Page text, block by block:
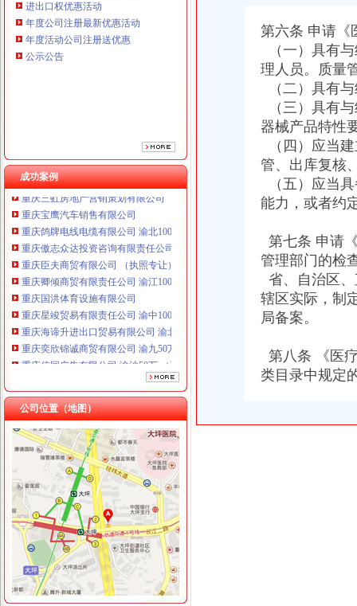
本站导航
进出口权优惠活动
年度公司注册最新优惠活动
年度活动公司注册送优惠
公示公告
成功案例
重庆鸽牌电线电缆有限公司 渝北10010万 (进出口权)
重庆傲志众达投资咨询有限责任公司 渝九1000万 （增资）
重庆奕欣锦诚商贸有限公司 渝九50万 （工商注册）
重庆信同广告有限公司 渝沙50万 （工商注册）
重庆三虹房地产营销策划有限公司
重庆宝鹰汽车销售有限公司
重庆鸽牌电线电缆有限公司 渝北10010万 (进出口权)
重庆傲志众达投资咨询有限责任公司 渝九1000万 （增资）
重庆臣夫商贸有限公司 （执照专让）
重庆卿倾商贸有限责任公司 渝江100万 （工商注册）
重庆国洪体育设施有限公司
重庆星竣贸易有限责任公司 渝中100万 （进出口权）
重庆海谛升进出口贸易有限公司 渝北100万 （进出口权）
重庆奕欣锦诚商贸有限公司 渝九50万 （工商注册）
重庆信同广告有限公司 渝沙50万 （工商注册）
重庆三虹房地产营销策划有限公司
公司位置（地图）
工商动态
南川局重庆海关在哪里关注民生促进和谐大力推进12315行政执法体系建设
璧山局“三化”海关报关登记证书全力营造食品安全健康消费环境
一季度全市重庆海关在哪里动产押融资增幅明显
巴南分局重庆海关在哪里查获一起互联网销售冒名表案
万盛局海关报关登记证书工商登记窗口服务企业助推发展成效显著
春节期间全市重庆海关在哪里媒体广告违法率较年前略有下降
双桥局重庆海关在哪里加烟花竹巡查监管
第六条 申请《
（一）具有
理人员。质量
（二）具有
（三）具有
器械产品特性
（四）应当
管、出库复核
（五）应当
能力，或者约
第七条 申请
管理部门的检
省、自治区
辖区实际，制
局备案。
第八条 《医
类目录中规定